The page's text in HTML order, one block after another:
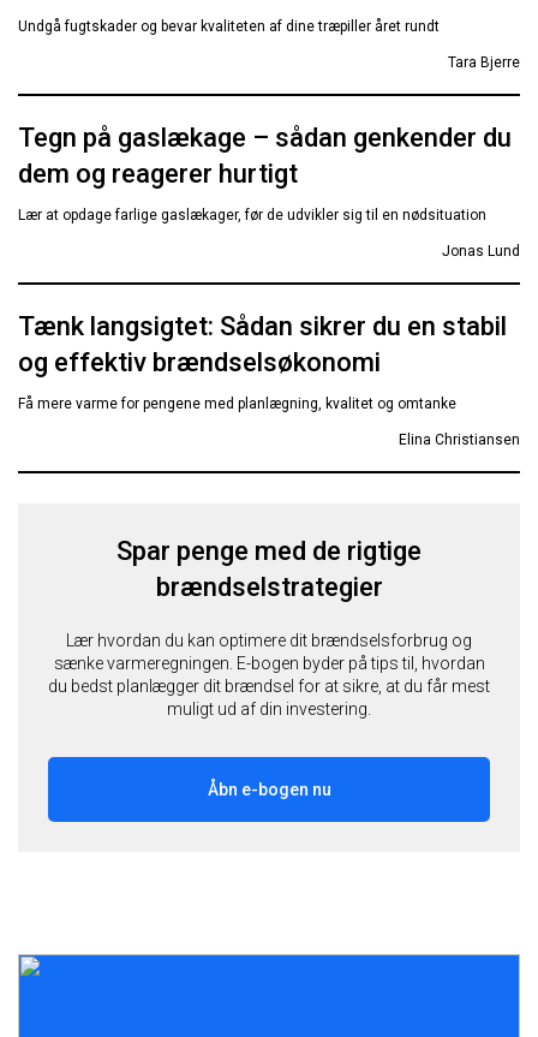
Undgå fugtskader og bevar kvaliteten af dine træpiller året rundt
Tara Bjerre
Tegn på gaslækage – sådan genkender du
dem og reagerer hurtigt
Lær at opdage farlige gaslækager, før de udvikler sig til en nødsituation
Jonas Lund
Tænk langsigtet: Sådan sikrer du en stabil
og effektiv brændselsøkonomi
Få mere varme for pengene med planlægning, kvalitet og omtanke
Elina Christiansen
Spar penge med de rigtige
brændselstrategier
Lær hvordan du kan optimere dit brændselsforbrug og
sænke varmeregningen. E-bogen byder på tips til, hvordan
du bedst planlægger dit brændsel for at sikre, at du får mest
muligt ud af din investering.
Åbn e-bogen nu